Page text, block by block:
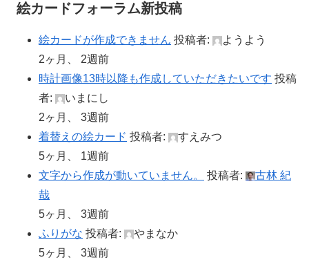
絵カードフォーラム新投稿
絵カードが作成できません 投稿者:
ようよう
2ヶ月、 2週前
時計画像13時以降も作成していただきたいです 投稿
者:
いまにし
2ヶ月、 3週前
着替えの絵カード 投稿者:
すえみつ
5ヶ月、 1週前
文字から作成が動いていません。
投稿者:
古林 紀
哉
5ヶ月、 3週前
ふりがな 投稿者:
やまなか
5ヶ月、 3週前